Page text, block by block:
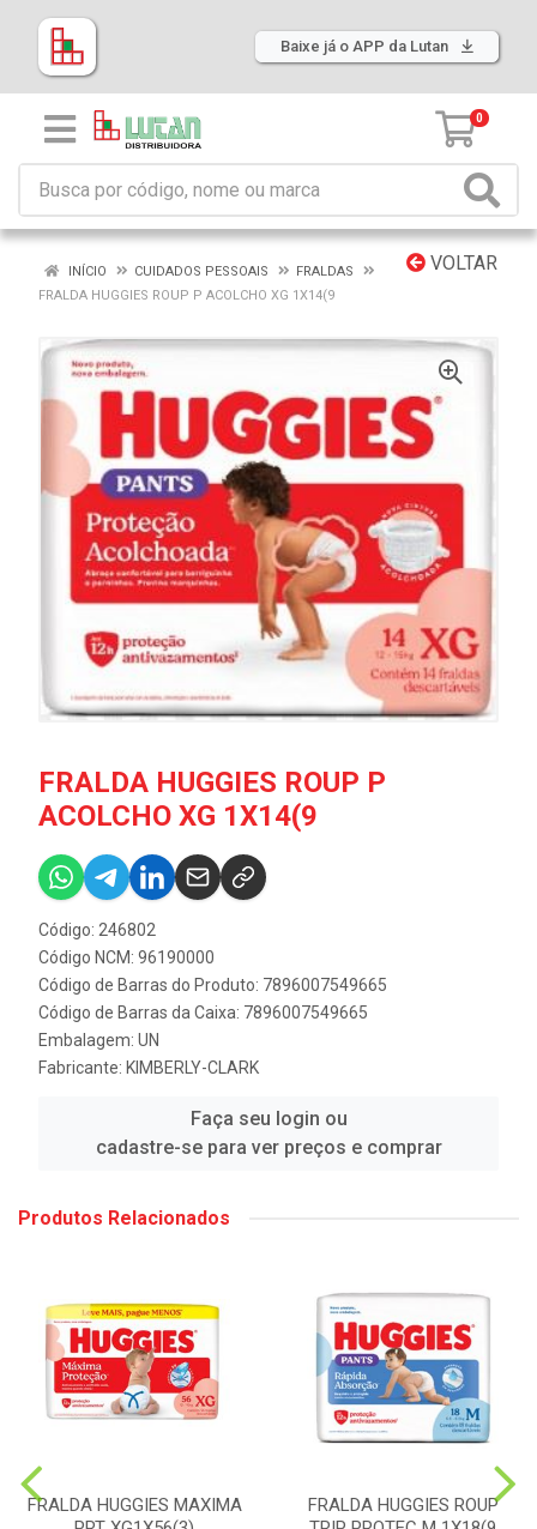
Baixe já o APP da Lutan
0
VOLTAR
INÍCIO CUIDADOS PESSOAIS
FRALDAS
FRALDA HUGGIES ROUP P ACOLCHO XG 1X14(9
FRALDA HUGGIES ROUP P
ACOLCHO XG 1X14(9
Código: 246802
Código NCM: 96190000
Código de Barras do Produto: 7896007549665
Código de Barras da Caixa: 7896007549665
Embalagem: UN
Fabricante: KIMBERLY-CLARK
Faça seu login ou
cadastre-se para ver preços e comprar
Produtos Relacionados
FRALDA HUGGIES MAXIMA
FRALDA HUGGIES ROUP